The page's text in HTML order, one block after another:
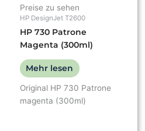
Preise zu sehen
HP DesignJet T2600
HP 730 Patrone
Magenta (300ml)
Mehr lesen
Original HP 730 Patrone
magenta (300ml)